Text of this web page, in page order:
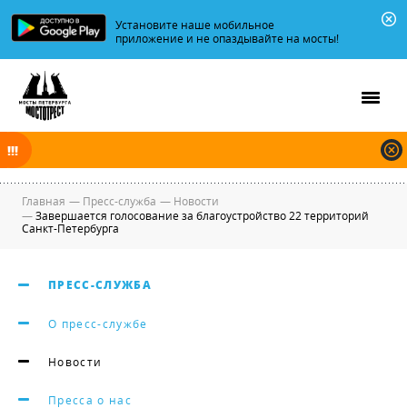
Установите наше мобильное
приложение и не опаздывайте на мосты!
разводятся по графику.
Главная — Пресс-служба — Новости
—Завершается голосование за благоустройство 22 территорий
Санкт-Петербурга
ПРЕСС-СЛУЖБА
О пресс-службе
Новости
Пресса о нас